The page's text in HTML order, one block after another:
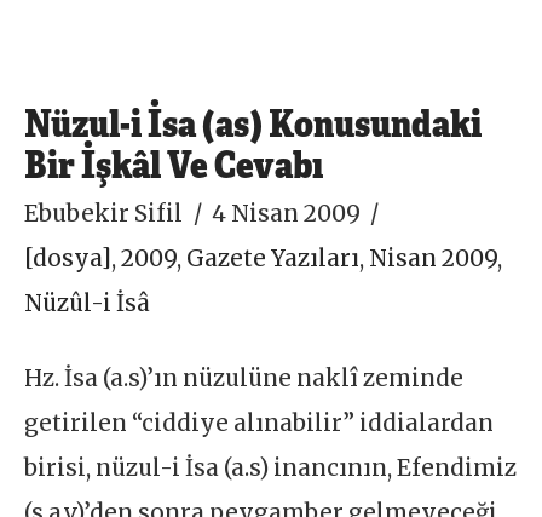
Nüzul-i İsa (as) Konusundaki
Bir İşkâl Ve Cevabı
Ebubekir Sifil
4 Nisan 2009
[dosya] ,2009, Gazete Yazıları, Nisan 2009,
Nüzûl-i İsâ
Hz. İsa (a.s)’ın nüzulüne naklî zeminde
getirilen “ciddiye alınabilir” iddialardan
birisi, nüzul-i İsa (a.s) inancının, Efendimiz